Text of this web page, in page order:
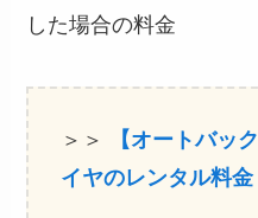
した場合の料金
＞＞
【オートバッ
イヤのレンタル料金